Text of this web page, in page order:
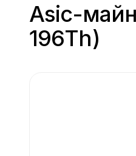
Asic-
196Th)